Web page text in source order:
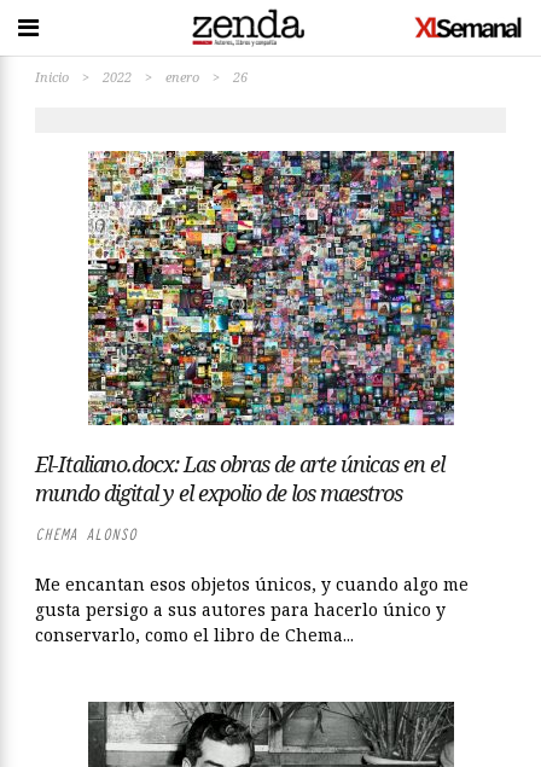
Inicio > 2022 > enero > 26
El-Italiano.docx: Las obras de arte únicas en el
mundo digital y el expolio de los maestros
CHEMA ALONSO
Me encantan esos objetos únicos, y cuando algo me
gusta persigo a sus autores para hacerlo único y
conservarlo, como el libro de Chema...